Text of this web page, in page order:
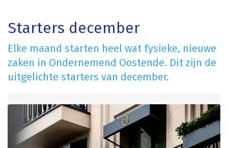
Starters december
Elke maand starten heel wat fysieke, nieuwe
zaken in Ondernemend Oostende. Dit zijn de
uitgelichte starters van december.